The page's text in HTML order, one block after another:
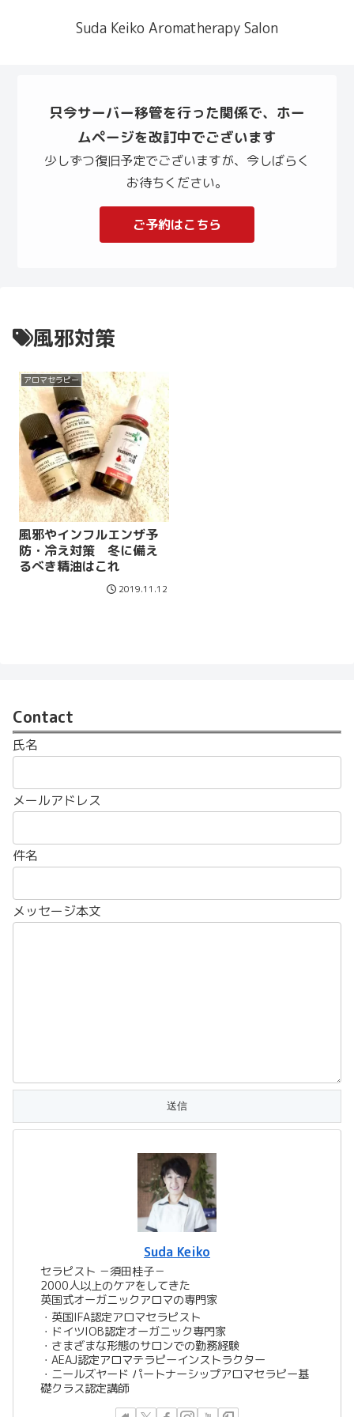
Suda Keiko Aromatherapy Salon
只今サーバー移管を行った関係で、ホー
ムページを改訂中でございます
少しずつ復旧予定でございますが、今しばらく
お待ちください。
ご予約はこちら
風邪対策
アロマセラピー
風邪やインフルエンザ予
防・冷え対策 冬に備え
るべき精油はこれ
2019.11.12
Contact
氏名
メールアドレス
件名
メッセージ本文
Suda Keiko
セラピスト －須田桂子－
2000人以上のケアをしてきた
英国式オーガニックアロマの専門家
​​・英国IFA認定アロマセラピスト
・ドイツIOB認定オーガニック専門家
・さまざまな形態のサロンでの勤務経験
・AEAJ認定アロマテラピーインストラクター
・ニールズヤード パートナーシップアロマセラピー基
礎クラス認定講師